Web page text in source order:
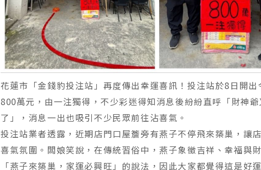
花蓮市「金錢豹投注站」再度傳出幸運喜訊！投注站於8日開出
800萬元，由一注獨得，不少彩迷得知消息後紛紛直呼「財神
了」，消息一出也吸引不少民眾前往沾喜氣。
投注站業者透露，近期店門口屋簷旁有燕子不停飛來築巢，讓
喜氣氛圍。闆娘笑說，在傳統習俗中，燕子象徵吉祥、幸福與
「燕子來築巢，家運必興旺」的說法，因此大家都覺得這是好